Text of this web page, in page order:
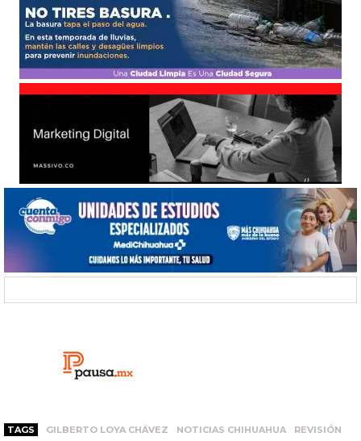
TAGS GILBERTO LOYA CHÁVEZ NOTICIAS CHIHUAHUA
REVISIÓN